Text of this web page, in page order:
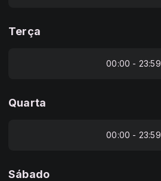
Terça
00:00 - 23:59
Quarta
00:00 - 23:59
Sábado